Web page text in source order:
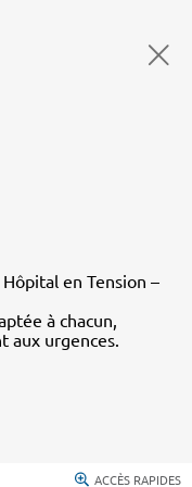
en Tension –
à chacun,
aux urgences.
ACCÈS RAPIDES